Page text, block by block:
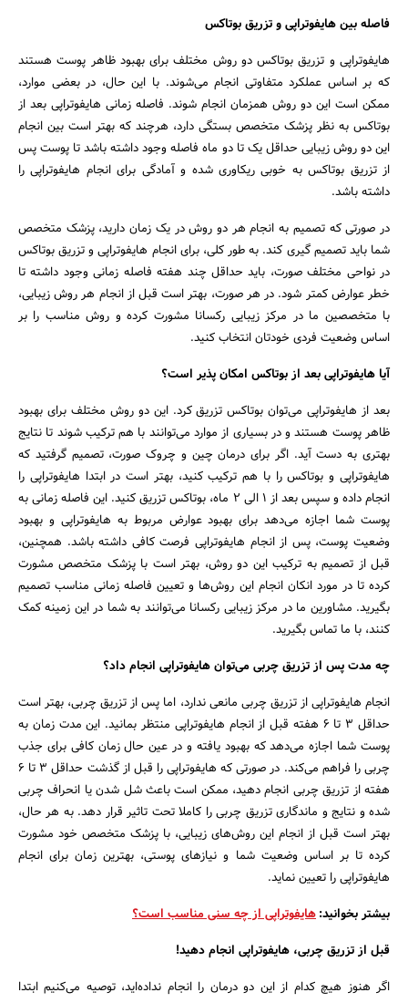
فاصله بین هایفوتراپی و تزریق بوتاکس
هایفوتراپی و تزریق بوتاکس دو روش مختلف برای بهبود ظاهر پوست هستند
که بر اساس عملکرد متفاوتی انجام می‌شوند. با این حال، در بعضی موارد،
ممکن است این دو روش همزمان انجام شوند. فاصله زمانی هایفوتراپی بعد از
بوتاکس به نظر پزشک متخصص بستگی دارد، هرچند که بهتر است بین انجام
این دو روش زیبایی حداقل یک تا دو ماه فاصله وجود داشته باشد تا پوست پس
از تزریق بوتاکس به خوبی ریکاوری شده و آمادگی برای انجام هایفوتراپی را
داشته باشد.
در صورتی که تصمیم به انجام هر دو روش در یک زمان دارید، پزشک متخصص
شما باید تصمیم گیری کند. به طور کلی، برای انجام هایفوتراپی و تزریق بوتاکس
در نواحی مختلف صورت، باید حداقل چند هفته فاصله زمانی وجود داشته تا
خطر عوارض کمتر شود. در هر صورت، بهتر است قبل از انجام هر روش زیبایی،
با متخصصین ما در مرکز زیبایی رکسانا مشورت کرده و روش مناسب را بر
اساس وضعیت فردی خودتان انتخاب کنید.
آیا هایفوتراپی بعد از بوتاکس امکان پذیر است؟
بعد از هایفوتراپی می‌توان بوتاکس تزریق کرد. این دو روش مختلف برای بهبود
ظاهر پوست هستند و در بسیاری از موارد می‌توانند با هم ترکیب شوند تا نتایج
بهتری به دست آید. اگر برای درمان چین و چروک صورت، تصمیم گرفتید که
هایفوتراپی و بوتاکس را با هم ترکیب کنید، بهتر است در ابتدا هایفوتراپی را
انجام داده و سپس بعد از 1 الی 2 ماه، بوتاکس تزریق کنید. این فاصله زمانی به
پوست شما اجازه می‌دهد برای بهبود عوارض مربوط به هایفوتراپی و بهبود
وضعیت پوست، پس از انجام هایفوتراپی فرصت کافی داشته باشد. همچنین،
قبل از تصمیم به ترکیب این دو روش، بهتر است با پزشک متخصص مشورت
کرده تا در مورد انکان انجام این روش‌ها و تعیین فاصله زمانی مناسب تصمیم
بگیرید. مشاورین ما در مرکز زیبایی رکسانا می‌توانند به شما در این زمینه کمک
کنند، با ما تماس بگیرید.
چه مدت پس از تزریق چربی می‌توان هایفوتراپی انجام داد؟
انجام هایفوتراپی از تزریق چربی مانعی ندارد، اما پس از تزریق چربی، بهتر است
حداقل 3 تا 6 هفته قبل از انجام هایفوتراپی منتظر بمانید. این مدت زمان به
پوست شما اجازه می‌دهد که بهبود یافته و در عین حال زمان کافی برای جذب
چربی را فراهم می‌کند. در صورتی که هایفوتراپی را قبل از گذشت حداقل 3 تا 6
هفته از تزریق چربی انجام دهید، ممکن است باعث شل شدن یا انحراف چربی
شده و نتایج و ماندگاری تزریق چربی را کاملا تحت تاثیر قرار دهد. به هر حال،
بهتر است قبل از انجام این روش‌های زیبایی، با پزشک متخصص خود مشورت
کرده تا بر اساس وضعیت شما و نیازهای پوستی، بهترین زمان برای انجام
هایفوتراپی را تعیین نماید.
بیشتر بخوانید:هایفوتراپی از چه سنی مناسب است؟
قبل از تزریق چربی، هایفوتراپی انجام دهید!
اگر هنوز هیچ کدام از این دو درمان را انجام نداده‌اید، توصیه می‌کنیم ابتدا